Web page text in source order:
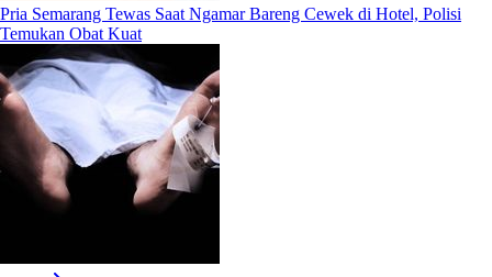
Pria Semarang Tewas Saat Ngamar Bareng Cewek di Hotel, Polisi
Temukan Obat Kuat